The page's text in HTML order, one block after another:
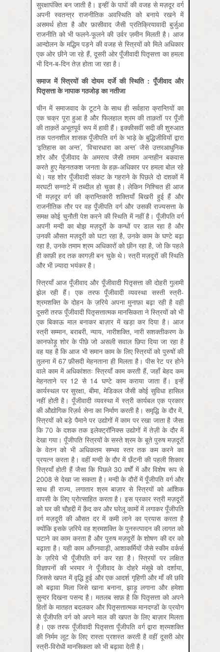
सुरक्षापंक्ति बन जाती है। इन्हीं के पापों की वजह से मज़दूर वर्ग
अपनी स्वतन्त्र राजनीतिक अवस्थिति को बनाये रखने में
असमर्थ होता है और फ़ासीवाद जैसी प्रतिक्रियावादी बुर्जुआ
राजनीति को भी फलने-फूलने की उर्वर ज़मीन मिलती है। आज
आन्दोलन के मद्धिम पड़ने की वजह से स्त्रियों को मिले अधिकार
एक ओर छीने जा रहे हैं, दूसरी ओर पूँजीवादी पितृसत्ता का हमला
भी दिन-ब-दिन तेज़ होता जा रहा है।
समाजमेंस्त्रियोंकीदोयमदर्जेकीस्थिति :पूँजीवादऔर
पितृसत्ताकेनापाकगठजोड़कानतीजा
चीन में समाजवाद के टूटने के साथ ही सर्वहारा क्रान्तियों का
एक चक्र पूरा हुआ है और फिलहाल श्रम की ताक़तों पर पूँजी
की ताक़तें अभूतपूर्व रूप में हावी हैं। इक्कीसवीं सदी की शुरुआत
तक पतनशील शासक पूँजीपति वर्ग के भाड़े के बुद्धिजीवियों द्वारा
‘इतिहास का अन्त’, ‘विचारधारा का अन्त’ जैसे उत्तरआधुनिक
शोर और पूँजीवाद के अमरत्व जैसी तमाम अन्तहीन बकवास
करते हुए मेहनतकश जनता के हक़-अधिकार पर हमला बोल रहे
थे। यह शोर पूँजीवादी संकट के गहराने के पिछले दो दशकों में
मरघटी सन्नाटे में तब्दील हो चुका है। लेकिन निश्चित ही आज
भी मज़दूर वर्ग की क्रान्तिकारी शक्तियाँ बिखरी हुई हैं और
राजनीतिक तौर पर वह पूँजीपति वर्ग और उसकी राज्यसत्ता के
समक्ष कोई चुनौती पेश करने की स्थिति में नहीं है। पूँजीपति वर्ग
अपनी मन्दी का बोझ मज़दूरों के कन्धों पर डाल रहा है और
उनकी औसत मज़दूरी को घटा रहा है, उनके काम के घण्टे बढ़ा
रहा है, उनके तमाम श्रम अधिकारों को छीन रहा है, जो कि पहले
ही काफ़ी हद तक कागज़ी बन चुके थे। स्त्री मज़दूरों की स्थिति
और भी ज़्यादा भयंकर है।
स्त्रियाँ आज पूँजीवाद और पूँजीवादी पितृसत्ता की दोहरी गुलामी
झेल रही हैं। एक तरफ पूँजीवादी व्यवस्था सस्ती स्त्री-
श्रमशक्ति के दोहन के ज़रिये अपना मुनाफ़ा बढ़ा रही है वहीं
दूसरी तरफ पूँजीवादी पितृसत्तात्मक मानसिकता ने स्त्रियों को भी
एक बिकाऊ माल बनाकर बाज़ार में खड़ा कर दिया है। आज
स्त्री सम्मान, बराबरी, न्याय, नारीशक्ति, नारी सशक्तीकरण के
कानफोड़ू शोर के पीछे जो असली सवाल छिपा दिया जा रहा है
वह यह है कि आज भी समान काम के लिए स्त्रियों को पुरुषों की
तुलना में 67 फ़ीसदी मेहनताना ही मिलता है। पीस रेट पर होने
वाले काम में अधिकांशतः स्त्रि‍याँ काम करती हैं, जहाँ बेहद कम
मेहनताने पर 12 से 14 घण्टे काम कराया जाता हैं। इन्हें
कार्यस्थल पर सुरक्षा, बीमा, मेडिकल जैसी कोई सुविधा हासिल
नहीं होती है। पूँजीवादी व्यवस्था में स्त्री कार्यबल एक प्रकार
की औद्योगिक रिज़र्व सेना का निर्माण करती है। समृद्धि के दौर में,
स्त्रियों को बड़े पैमाने पर उद्योगों में काम पर रखा जाता है जैसा
कि 70 के दशक तक इलेक्ट्रॉनिक्स उद्योगों में तेज़ी के दौर में
देखा गया। पूँजीपति स्त्रि‍यों के सस्ते श्रम के बूते पुरुष मज़दूरों
के वेतन को भी अधिकतम सम्भव स्तर तक कम करने का
प्रयत्न करता है। वहीं मन्दी के दौर में छँटनी की पहली शिकार
स्त्रि‍याँ होती हैं जैसा कि पिछले 30 वर्षों में और विशेष रूप से
2008 से देखा जा सकता है। मन्दी के दौरों में पूँजीपति वर्ग और
साथ ही राज्य, लगातार श्रम बाज़ार से स्त्रि‍यों को आंशिक
वापसी के लिए प्रोत्साहित करता है। इस प्रकार स्त्री मज़दूरों
को घर की चौहद्दी में क़ैद कर और घरेलू कामों में लगाकर पूँजीपति
वर्ग मज़दूरी की औसत दर में कमी लाने का प्रयास करता है
क्योंकि इसके ज़रिये वह श्रमशक्ति के पुनरुत्पादन की लागत को
घटाने का काम करता है और पुरुष मज़दूरों के शोषण की दर को
बढ़ाता है। यही काम आँगनवाड़ी, आशाकर्मियों जैसे स्कीम वर्कर्स
के ज़रिये भी पूँजीपति वर्ग कर रहा है। स्त्रि‍यों पर लक्षित
विज्ञापनों की भरमार ने पूँजीवाद के दोहरे मंसूबे को दर्शाया,
जिससे खपत में वृद्धि हुई और एक आदर्श गृहिणी और माँ की छवि
को बढ़ावा मिला जिसे खाना बनाना, झाड़ू लगाना और हमेशा
सुन्दर दिखना पसन्द है। मतलब साफ़ है कि पितृसत्ता को अपने
हितों के मातहत बदलकर और पितृसत्तात्मक मानदण्डों के प्रयोग
से पूँजीपति वर्ग को अपने माल की खपत के लिए बाज़ार मिलता
है। एक तरफ पूँजीवादी पितृसत्ता पूँजीपति वर्ग द्वारा श्रमशक्ति
की निर्मम लूट के लिए रास्ता प्रशस्त करती है वहीं दूसरी ओर
स्त्री-विरोधी मानसिकता को भी बढ़ावा देती है।